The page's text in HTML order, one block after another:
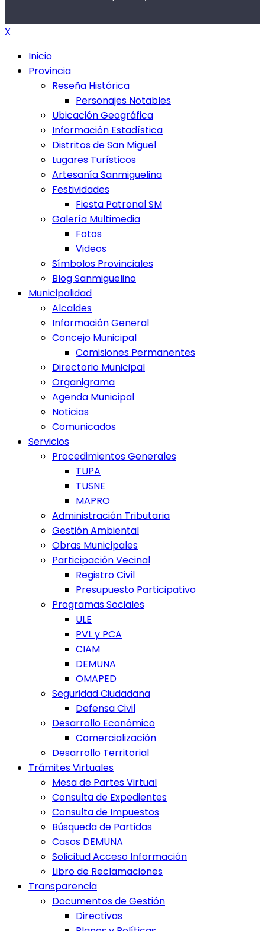
X
Inicio
Provincia
Reseña Histórica
Personajes Notables
Ubicación Geográfica
Información Estadística
Distritos de San Miguel
Lugares Turísticos
Artesanía Sanmiguelina
Festividades
Fiesta Patronal SM
Galería Multimedia
Fotos
Videos
Símbolos Provinciales
Blog Sanmiguelino
Municipalidad
Alcaldes
Información General
Concejo Municipal
Comisiones Permanentes
Directorio Municipal
Organigrama
Agenda Municipal
Noticias
Comunicados
Servicios
Procedimientos Generales
TUPA
TUSNE
MAPRO
Administración Tributaria
Gestión Ambiental
Obras Municipales
Participación Vecinal
Registro Civil
Presupuesto Participativo
Programas Sociales
ULE
PVL y PCA
CIAM
DEMUNA
OMAPED
Seguridad Ciudadana
Defensa Civil
Desarrollo Económico
Comercialización
Desarrollo Territorial
Trámites Virtuales
Mesa de Partes Virtual
Consulta de Expedientes
Consulta de Impuestos
Búsqueda de Partidas
Casos DEMUNA
Solicitud Acceso Información
Libro de Reclamaciones
Transparencia
Documentos de Gestión
Directivas